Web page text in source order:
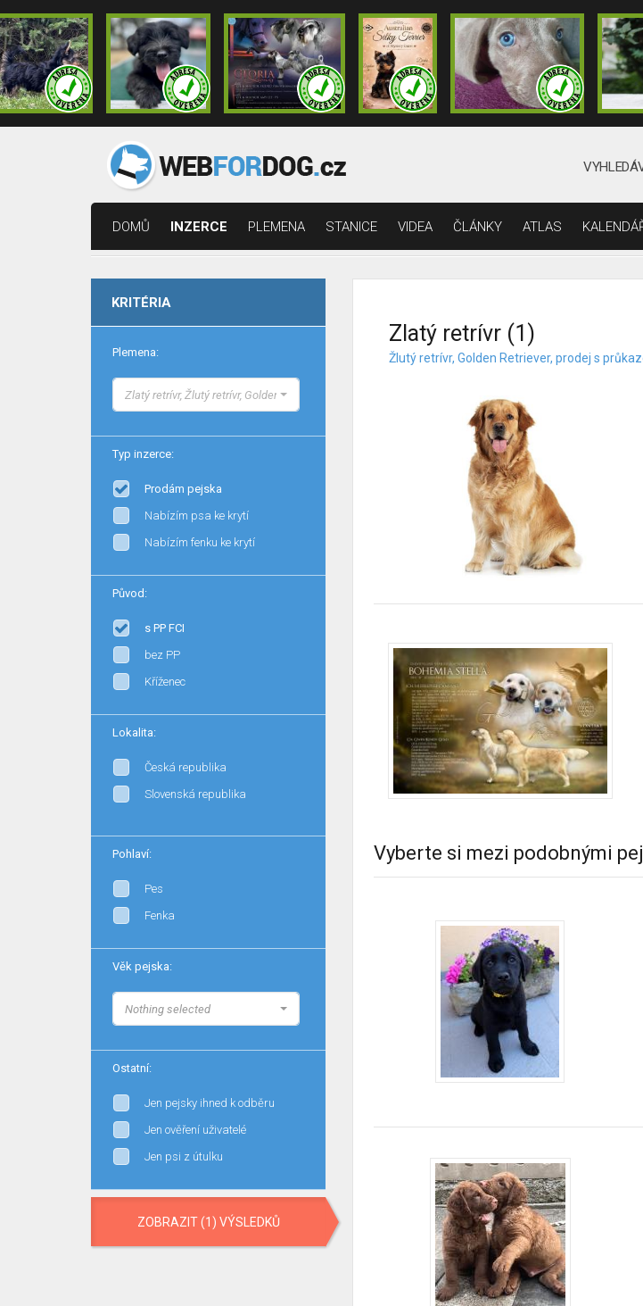
DOMŮ INZERCE PLEMENA STANICE VIDEA ČLÁNKY ATLAS
KRITÉRIA
Plemena:
Zlatý retrívr, Žlutý retrívr, Golden Retriever
Typ inzerce:
Prodám pejska
Nabízím psa ke krytí
Nabízím fenku ke krytí
Původ:
s PP FCI
bez PP
Kříženec
Lokalita:
Česká republika
Slovenská republika
Pohlaví:
Pes
Fenka
Věk pejska:
Nothing selected
Ostatní:
Jen pejsky ihned k odběru
Jen ověření uživatelé
Jen psi z útulku
ZOBRAZIT (1) VÝSLEDKŮ
Zlatý retrívr (1)
Žlutý retrívr, Golden Retriever, prodej s
Vyberte si mezi podobnými